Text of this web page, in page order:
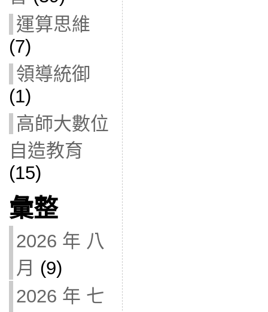
運算思維
(7)
領導統御
(1)
高師大數位
自造教育
(15)
彙整
2026 年 八
月 (9)
2026 年 七